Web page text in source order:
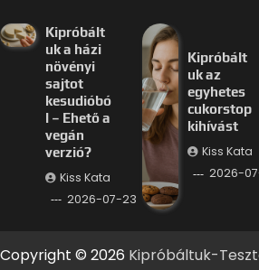
Kipróbált
uk a házi
növényi
sajtot
kesudióbó
l – Ehető a
vegán
verzió?
Kiss Kata
2026-07-23
Kipróbált
uk az
egyhetes
cukorstop
kihívást
Kiss Kata
2026-
Copyright © 2026 Kipróbáltuk-